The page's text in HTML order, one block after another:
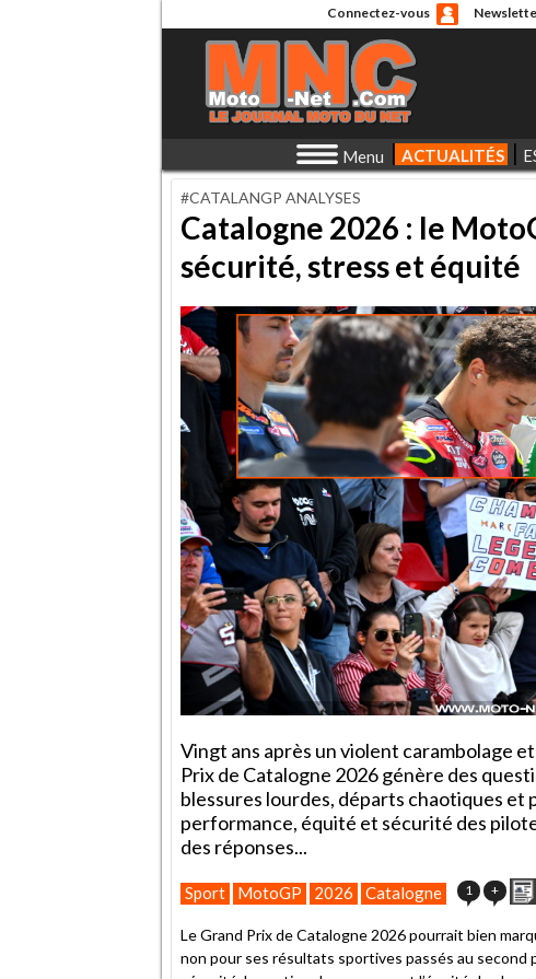
Connectez-vous
Menu ACTUALITÉS
#CATALANGP ANALYSES
Catalogne 2026 : le
sécurité, stress et équité
Vingt ans après un violent carambolage
Prix de Catalogne 2026 génère des
blessures lourdes, départs chaotiques
performance, équité et sécurité des
des réponses...
Sport MotoGP 2026 Catalogne 1 +
Le Grand Prix de Catalogne 2026 pourrait bien
non pour ses résultats sportives passés au second